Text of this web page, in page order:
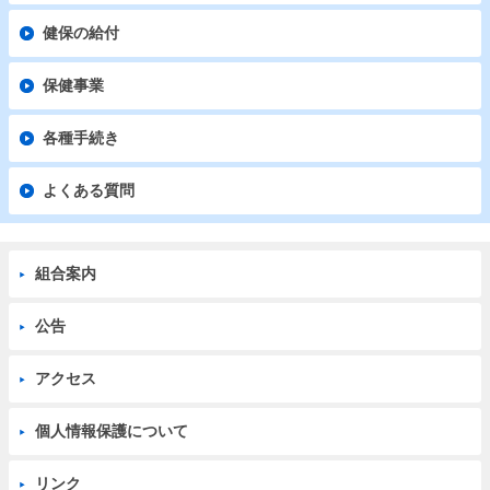
健保の給付
保健事業
各種手続き
よくある質問
組合案内
公告
アクセス
個人情報保護について
リンク